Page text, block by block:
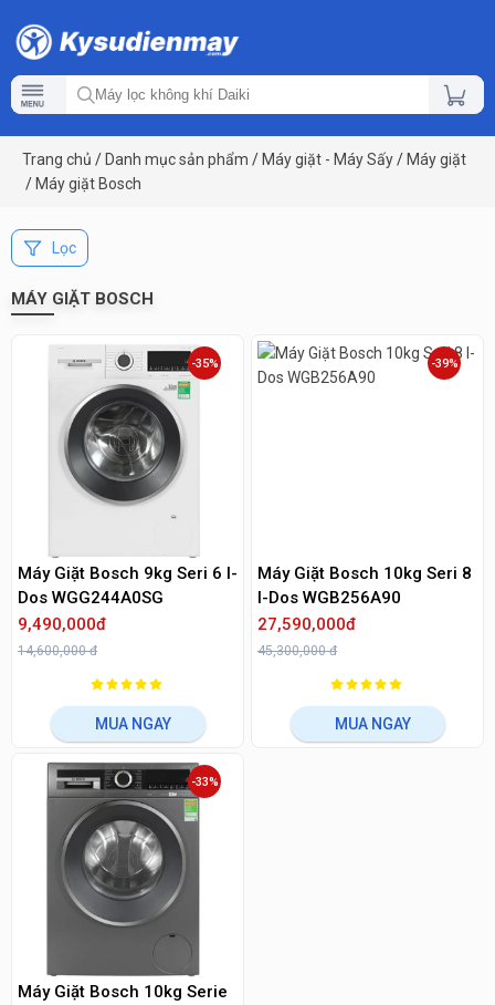
Trang chủ / Danh mục sản phẩm / Máy giặt - Máy Sấy/ Máy giặt
/ Máy giặt Bosch
Lọc
MÁY GIẶT BOSCH
Máy Giặt Bosch 9kg Seri 6 I-
Dos WGG244A0SG
9,490,000đ
14,600,000 đ
-35%
MUA NGAY
Máy Giặt Bosch 10kg Seri 8
I-Dos WGB256A90
27,590,000đ
45,300,000 đ
-39%
MUA NGAY
Máy Giặt Bosch 10kg Serie
-33%